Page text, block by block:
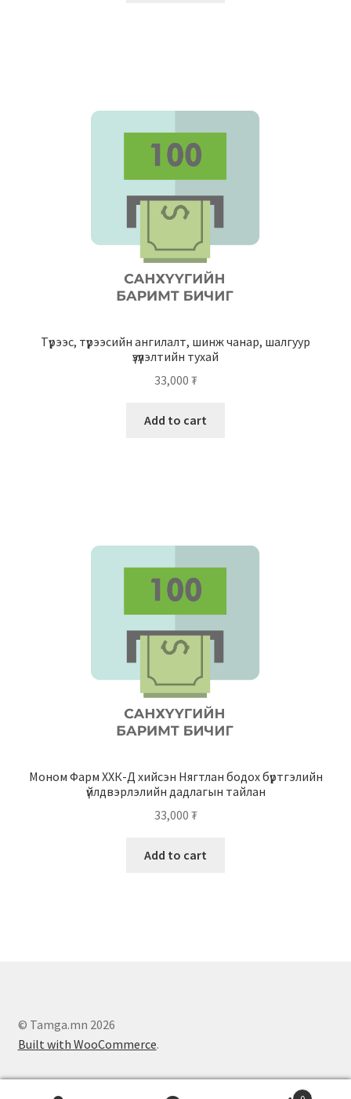
Түрээс, түрээсийн ангилалт, шинж чанар, шалгуур
үзүүлэлтийн тухай
33,000 ₮
Add to cart
Моном Фарм ХХК-Д хийсэн Нягтлан бодох бүртгэлийн
үйлдвэрлэлийн дадлагын тайлан
33,000 ₮
Add to cart
© Tamga.mn 2026
Built with WooCommerce.